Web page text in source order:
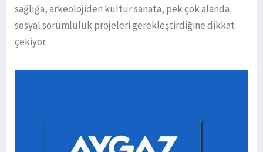
sağlığa, arkeolojiden kültür sanata, pek çok alanda
sosyal sorumluluk projeleri gerekleştirdiğine dikkat
çekiyor.